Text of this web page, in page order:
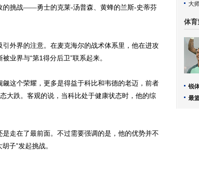
的挑战——勇士的克莱-汤普森、黄蜂的兰斯-史蒂芬
界的注意。在麦克海尔的战术体系里，他在进攻
业界与“第1得分后卫”联系起来。
个荣耀，更多是得益于科比和韦德的老迈，前者
大跌。客观的说，当科比处于健康状态时，他的综
在了最前面。不过需要强调的是，他的优势并不
子”发起挑战。
大
体育
锐
最